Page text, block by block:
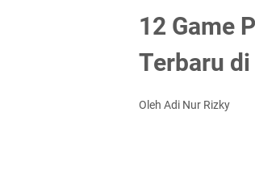
12 Game
Terbaru
Oleh Adi Nur Rizky